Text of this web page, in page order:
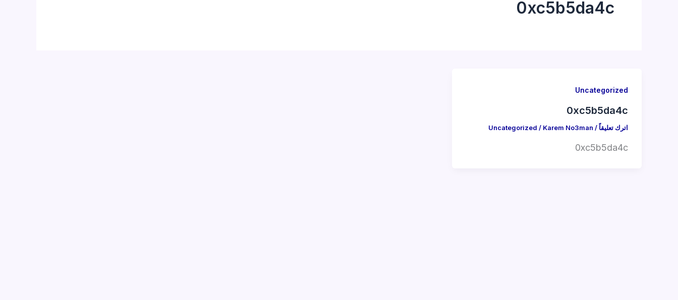
0xc5b5da4c
Uncategorized
0xc5b5da4c
اترك تعليقاً/
Uncategorized / Karem No3man
0xc5b5da4c